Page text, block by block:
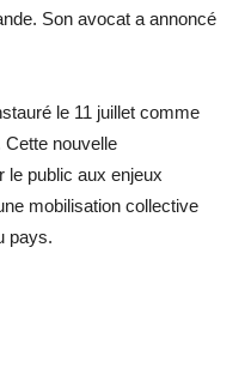
Son avocat a annoncé
le 11 juillet comme
Cette nouvelle
le public aux enjeux
mobilisation collective
pays.